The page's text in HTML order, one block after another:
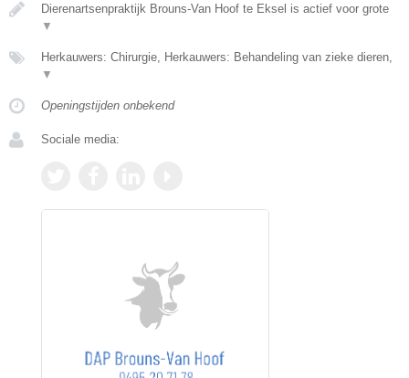
Dierenartsenpraktijk Brouns-Van Hoof te Eksel is actief voor grote
▼
Herkauwers: Chirurgie, Herkauwers: Behandeling van zieke dieren,
▼
Openingstijden onbekend
Sociale media: